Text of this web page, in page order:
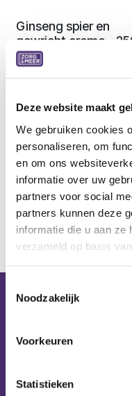
Deze website maakt
We gebruiken cookies
personaliseren, om
en om ons
informatie over uw
partners voor social
partners kunnen deze
informatie die u aan ze
verzameld op basis
Noodzakelijk
Voorkeuren
Statistieken
Ledenprijs
Ginseng spier en
gewricht creme -
ml
14,83€
Ledenprijs
Ginseng sportgel
extra arnica - 200 ml
13,39€
Nuttige links
Huren
Ledenkorting